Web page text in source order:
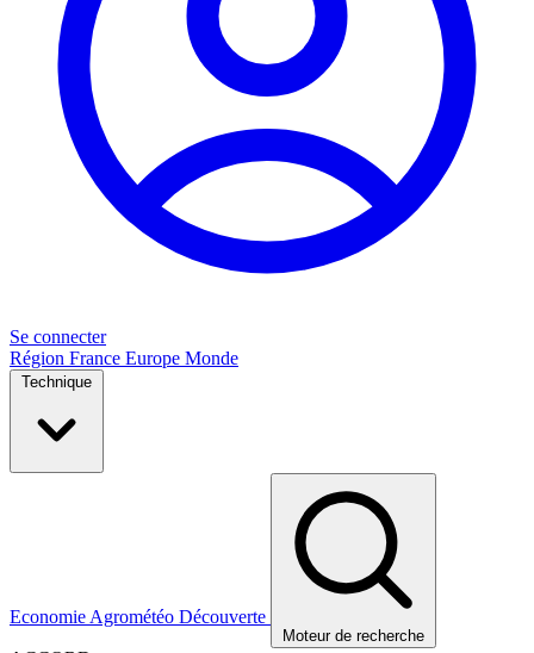
Se connecter
Région France Europe Monde
Technique
Economie Agrométéo Découverte
Moteur de recherche